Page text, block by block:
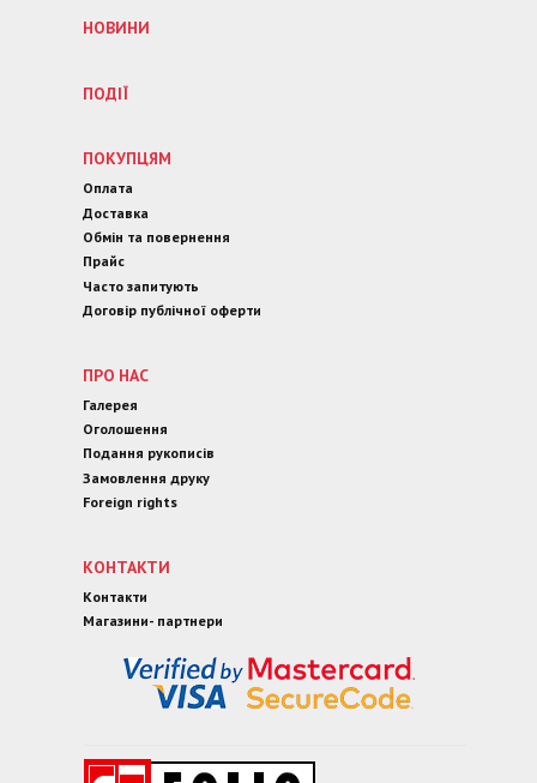
НОВИНИ
ПОДІЇ
ПОКУПЦЯМ
Оплата
Доставка
Обмін та повернення
Прайс
Часто запитують
Договір публічної оферти
ПРО НАС
Галерея
Оголошення
Подання рукописів
Замовлення друку
Foreign rights
КОНТАКТИ
Контакти
Магазини- партнери